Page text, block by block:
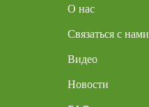
О нас
Связаться с нами
Видео
Новости